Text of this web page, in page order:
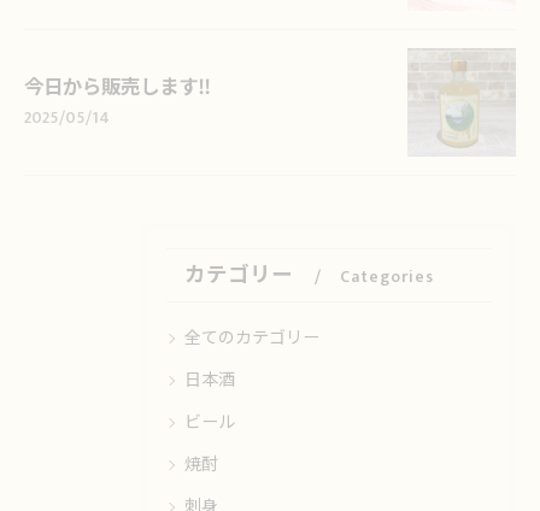
今日から販売します‼️
2025/05/14
カテゴリー Categories
全てのカテゴリー
日本酒
ビール
焼酎